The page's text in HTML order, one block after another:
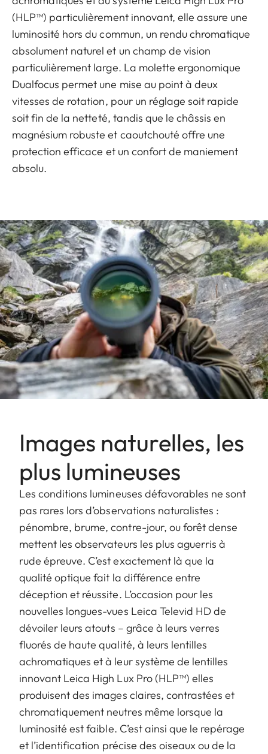
(HLP™) particulièrement innovant, elle assure une
luminosité hors du commun, un rendu chromatique
absolument naturel et un champ de vision
particulièrement large. La molette ergonomique
Dualfocus permet une mise au point à deux
vitesses de rotation, pour un réglage soit rapide
soit fin de la netteté, tandis que le châssis en
magnésium robuste et caoutchouté offre une
protection efficace et un confort de maniement
absolu.
Images naturelles, les
plus lumineuses
Les conditions lumineuses défavorables ne sont
pas rares lors d’observations naturalistes :
pénombre, brume, contre-jour, ou forêt dense
mettent les observateurs les plus aguerris à
rude épreuve. C’est exactement là que la
qualité optique fait la différence entre
déception et réussite. L’occasion pour les
nouvelles longues-vues Leica Televid HD de
dévoiler leurs atouts – grâce à leurs verres
fluorés de haute qualité, à leurs lentilles
achromatiques et à leur système de lentilles
innovant Leica High Lux Pro (HLP™) elles
produisent des images claires, contrastées et
chromatiquement neutres même lorsque la
luminosité est faible. C’est ainsi que le repérage
et l’identification précise des oiseaux ou de la